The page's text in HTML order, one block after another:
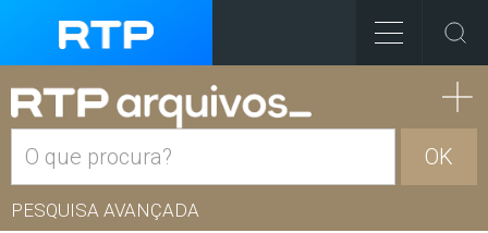
OK
PESQUISA AVANÇADA